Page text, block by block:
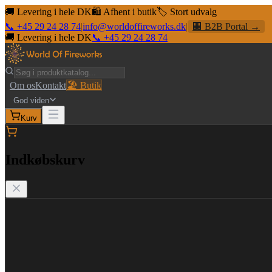
🚚 Levering i hele DK🛍️ Afhent i butik🏷️ Stort udvalg
📞 +45 29 24 28 74|info@worldoffireworks.dk|
🏢 B2B Portal →
🚚 Levering i hele DK📞 +45 29 24 28 74
Om osKontakt🏖️ Butik
God viden
Kurv
Indkøbskurv